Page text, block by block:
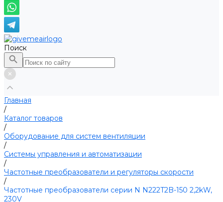
Поиск
Главная
/
Каталог товаров
/
Оборудование для систем вентиляции
/
Системы управления и автоматизации
/
Частотные преобразователи и регуляторы скорости
/
Частотные преобразователи серии N N222T2B-150 2,2kW,
230V